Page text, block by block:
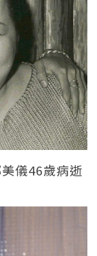
儀46歲病逝